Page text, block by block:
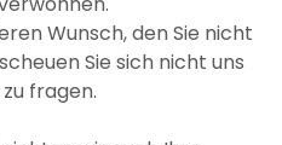
Wunsch, den Sie nicht
Sie sich nicht uns
fragen.